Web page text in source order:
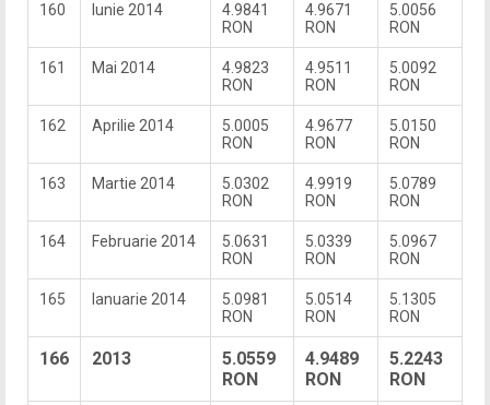
160 Iunie 2014
4.9841
RON
4.9671
RON
5.0056
RON
161 Mai 2014
4.9823
RON
4.9511
RON
5.0092
RON
162 Aprilie 2014
5.0005
RON
4.9677
RON
5.0150
RON
163 Martie 2014
5.0302
RON
4.9919
RON
5.0789
RON
164 Februarie 2014
5.0631
RON
5.0339
RON
5.0967
RON
165 Ianuarie 2014
5.0981
RON
5.0514
RON
5.1305
RON
166 2013
5.0559
RON
4.9489
RON
5.2243
RON